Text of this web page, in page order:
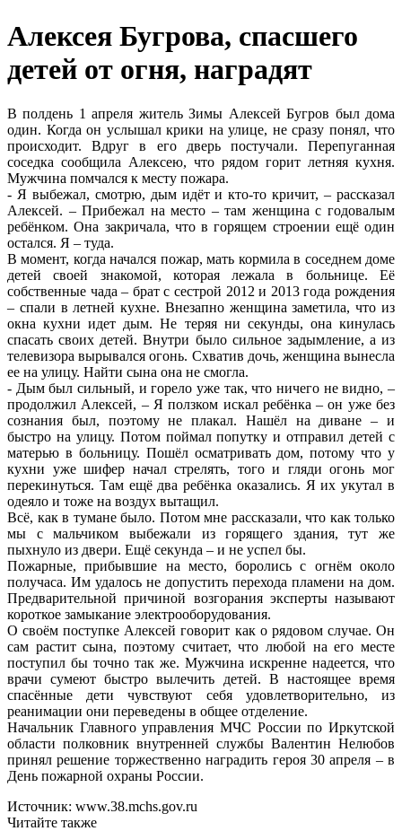
Алексея Бугрова, спасшего
детей от огня, наградят
В полдень 1 апреля житель Зимы Алексей Бугров был дома
один. Когда он услышал крики на улице, не сразу понял, что
происходит. Вдруг в его дверь постучали. Перепуганная
соседка сообщила Алексею, что рядом горит летняя кухня.
Мужчина помчался к месту пожара.
- Я выбежал, смотрю, дым идёт и кто-то кричит, – рассказал
Алексей. – Прибежал на место – там женщина с годовалым
ребёнком. Она закричала, что в горящем строении ещё один
остался. Я – туда.
В момент, когда начался пожар, мать кормила в соседнем доме
детей своей знакомой, которая лежала в больнице. Её
собственные чада – брат с сестрой 2012 и 2013 года рождения
– спали в летней кухне. Внезапно женщина заметила, что из
окна кухни идет дым. Не теряя ни секунды, она кинулась
спасать своих детей. Внутри было сильное задымление, а из
телевизора вырывался огонь. Схватив дочь, женщина вынесла
ее на улицу. Найти сына она не смогла.
- Дым был сильный, и горело уже так, что ничего не видно, –
продолжил Алексей, – Я ползком искал ребёнка – он уже без
сознания был, поэтому не плакал. Нашёл на диване – и
быстро на улицу. Потом поймал попутку и отправил детей с
матерью в больницу. Пошёл осматривать дом, потому что у
кухни уже шифер начал стрелять, того и гляди огонь мог
перекинуться. Там ещё два ребёнка оказались. Я их укутал в
одеяло и тоже на воздух вытащил.
Всё, как в тумане было. Потом мне рассказали, что как только
мы с мальчиком выбежали из горящего здания, тут же
пыхнуло из двери. Ещё секунда – и не успел бы.
Пожарные, прибывшие на место, боролись с огнём около
получаса. Им удалось не допустить перехода пламени на дом.
Предварительной причиной возгорания эксперты называют
короткое замыкание электрооборудования.
О своём поступке Алексей говорит как о рядовом случае. Он
сам растит сына, поэтому считает, что любой на его месте
поступил бы точно так же. Мужчина искренне надеется, что
врачи сумеют быстро вылечить детей. В настоящее время
спасённые дети чувствуют себя удовлетворительно, из
реанимации они переведены в общее отделение.
Начальник Главного управления МЧС России по Иркутской
области полковник внутренней службы Валентин Нелюбов
принял решение торжественно наградить героя 30 апреля – в
День пожарной охраны России.
Источник: www.38.mchs.gov.ru
Читайте также